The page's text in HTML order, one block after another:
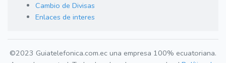
Cambio de Divisas
Enlaces de interes
©2023 Guiatelefonica.com.ec una empresa 100% ecuatoriana.